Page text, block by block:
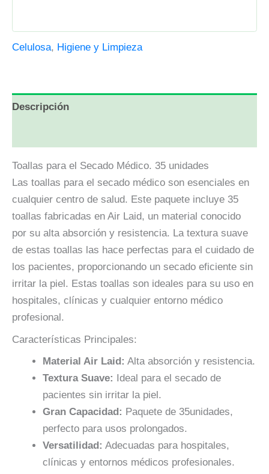
Celulosa, Higiene y Limpieza
Descripción
Toallas para el Secado Médico. 35 unidades
Las toallas para el secado médico son esenciales en
cualquier centro de salud. Este paquete incluye 35
toallas fabricadas en Air Laid, un material conocido
por su alta absorción y resistencia. La textura suave
de estas toallas las hace perfectas para el cuidado de
los pacientes, proporcionando un secado eficiente sin
irritar la piel. Estas toallas son ideales para su uso en
hospitales, clínicas y cualquier entorno médico
profesional.
Características Principales:
Material Air Laid: Alta absorción y resistencia.
Textura Suave: Ideal para el secado de
pacientes sin irritar la piel.
Gran Capacidad: Paquete de 35unidades,
perfecto para usos prolongados.
Versatilidad: Adecuadas para hospitales,
clínicas y entornos médicos profesionales.